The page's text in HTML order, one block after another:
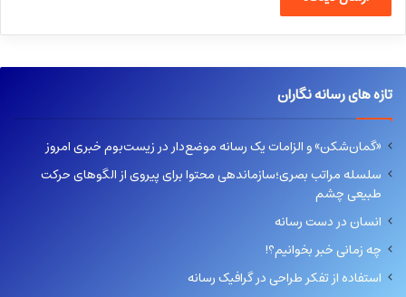
تازه های رسانه نگاران
«گمان‌شکن» و الزامات یک رسانه موضع‌دار در زیست‌بوم خبری امروز
سلسله مراتب بصری؛سازماندهی محتوا برای پیروی از الگوهای حرکت
طبیعی چشم
انسان در دست رسانه
چه زمانی خبر بخوانیم؟!
استفاده از تفکر طراحی در گرافیک رسانه